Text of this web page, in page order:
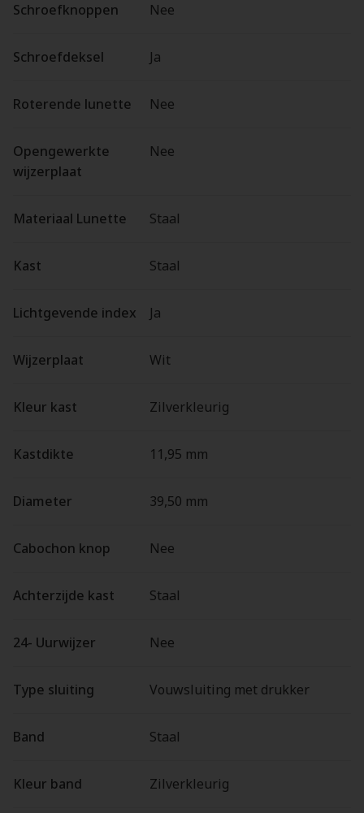
Schroefknoppen Nee
Schroefdeksel Ja
Roterende lunette Nee
Opengewerkte
wijzerplaat
Nee
Materiaal Lunette Staal
Kast Staal
Lichtgevende index Ja
Wijzerplaat Wit
Kleur kast Zilverkleurig
Kastdikte 11,95 mm
Diameter 39,50 mm
Cabochon knop Nee
Achterzijde kast Staal
24- Uurwijzer Nee
Type sluiting Vouwsluiting met drukker
Band Staal
Kleur band Zilverkleurig